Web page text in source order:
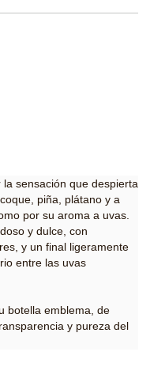
sensación que despierta
piña, plátano y a
por su aroma a uvas.
y dulce, con
y un final ligeramente
entre las uvas
botella emblema, de
y pureza del